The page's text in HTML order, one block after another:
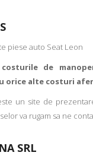
piese auto Seat Leon
de
orice alte costuri
un site de
va rugam sa ne
SRL